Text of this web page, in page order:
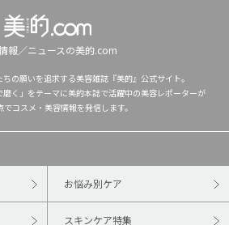
報／ニュースの美的.com
ちの願いを追求する美容雑誌『美的』公式サイト。
磨く」をテーマに美的本誌で活躍中の美容レポーターが
でコスメ・美容情報を発信します。
お悩み別ケア
スキンケア特集